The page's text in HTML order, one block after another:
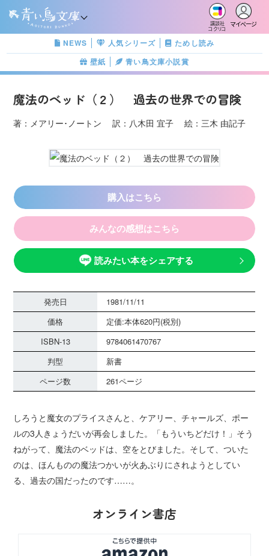
講談社
コクリコ
マイページ
NEWS 人気シリーズ
ためし読み
壁紙
青い鳥文庫小説賞
魔法のベッド（２） 過去の世界での冒険
著：メアリー･ノートン 訳：八木田 宜子 絵：三木 由記子
購入はこちら
みんなの感想はこちら
読みたい本をシェアする
発売日
1981/11/11
価格
定価:本体620円(税別)
ISBN-13
9784061470767
判型
新書
ページ数
261ページ
しろうと魔女のプライスさんと、ケアリー、チャールズ、ポー
ルの3人きょうだいが再会しました。「もういちどだけ！」そう
ねがって、魔法のベッドは、空をとびました。そして、ついた
のは、ほんものの魔法つかいが火あぶりにされようとしてい
る、過去の国だったのです……。
オンライン書店